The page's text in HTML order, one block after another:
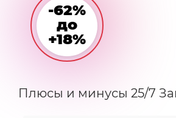
-62%
до
+18%
Плюсы и минусы 25/7